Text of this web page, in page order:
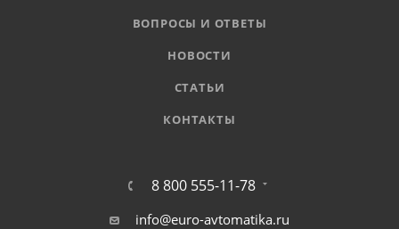
ВОПРОСЫ И ОТВЕТЫ
НОВОСТИ
СТАТЬИ
КОНТАКТЫ
8 800 555-11-78
info@euro-avtomatika.ru